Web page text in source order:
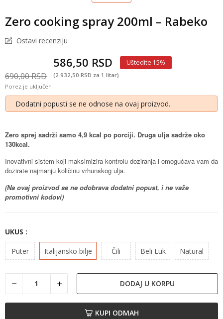
Zero cooking spray 200ml – Rabeko
Ostavi recenziju
690,00 RSD
586,50 RSD Uštedite 15%
(2.932,50 RSD za 1 litar)
Porez je uključen
Dodatni popusti se ne odnose na ovaj proizvod.
Zero sprej sadrži samo 4,9 kcal po porciji. Druga ulja sadrže oko
130kcal.
Inovativni sistem koji maksimizira kontrolu doziranja i omogućava vam da
dozirate najmanju količinu vrhunskog ulja.
(Na ovaj proizvod se ne odobrava dodatni popust, i ne važe
promotivni kodovi)
UKUS :
Puter Italijansko bilje Čili Beli Luk Natural
DODAJ U KORPU
KUPI ODMAH